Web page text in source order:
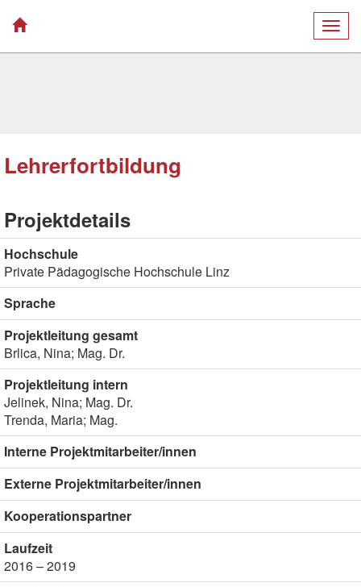
Lehrerfortbildung
Projektdetails
Hochschule
Private Pädagogische Hochschule Linz
Sprache
Projektleitung gesamt
Brlica, Nina; Mag. Dr.
Projektleitung intern
Jelinek, Nina; Mag. Dr.
Trenda, Maria; Mag.
Interne Projektmitarbeiter/innen
Externe Projektmitarbeiter/innen
Kooperationspartner
Laufzeit
2016 – 2019